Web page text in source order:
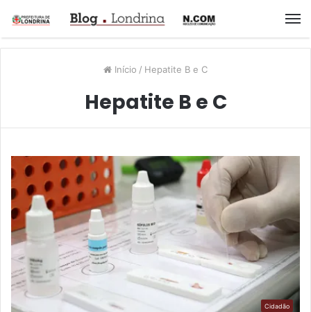
Início / Hepatite B e C
Hepatite B e C
Cidadão